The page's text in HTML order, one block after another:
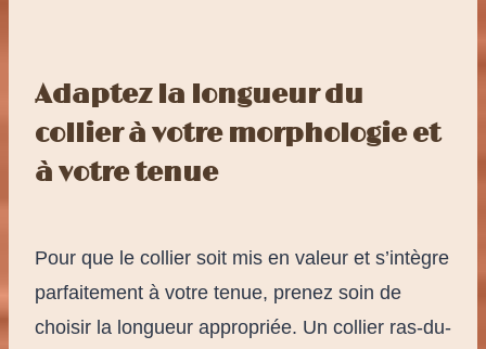
Adaptez la longueur du
collier à votre morphologie et
à votre tenue
Pour que le collier soit mis en valeur et s’intègre
parfaitement à votre tenue, prenez soin de
choisir la longueur appropriée. Un collier ras-du-